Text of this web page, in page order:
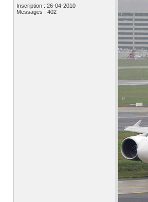
Inscription : 26-04-2010
Messages : 402